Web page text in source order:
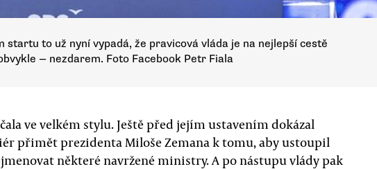
startu to už nyní vypadá, že pravicová vláda je na nejlepší cestě
— nezdarem. Foto Facebook Petr Fiala
ve velkém stylu. Ještě před jejím ustavením dokázal
přimět prezidenta Miloše Zemana k tomu, aby ustoupil
některé navržené ministry. A po nástupu vlády pak